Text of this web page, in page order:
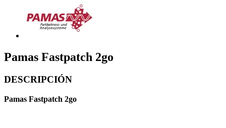
Pamas Fastpatch 2go
DESCRIPCIÓN
Pamas Fastpatch 2go